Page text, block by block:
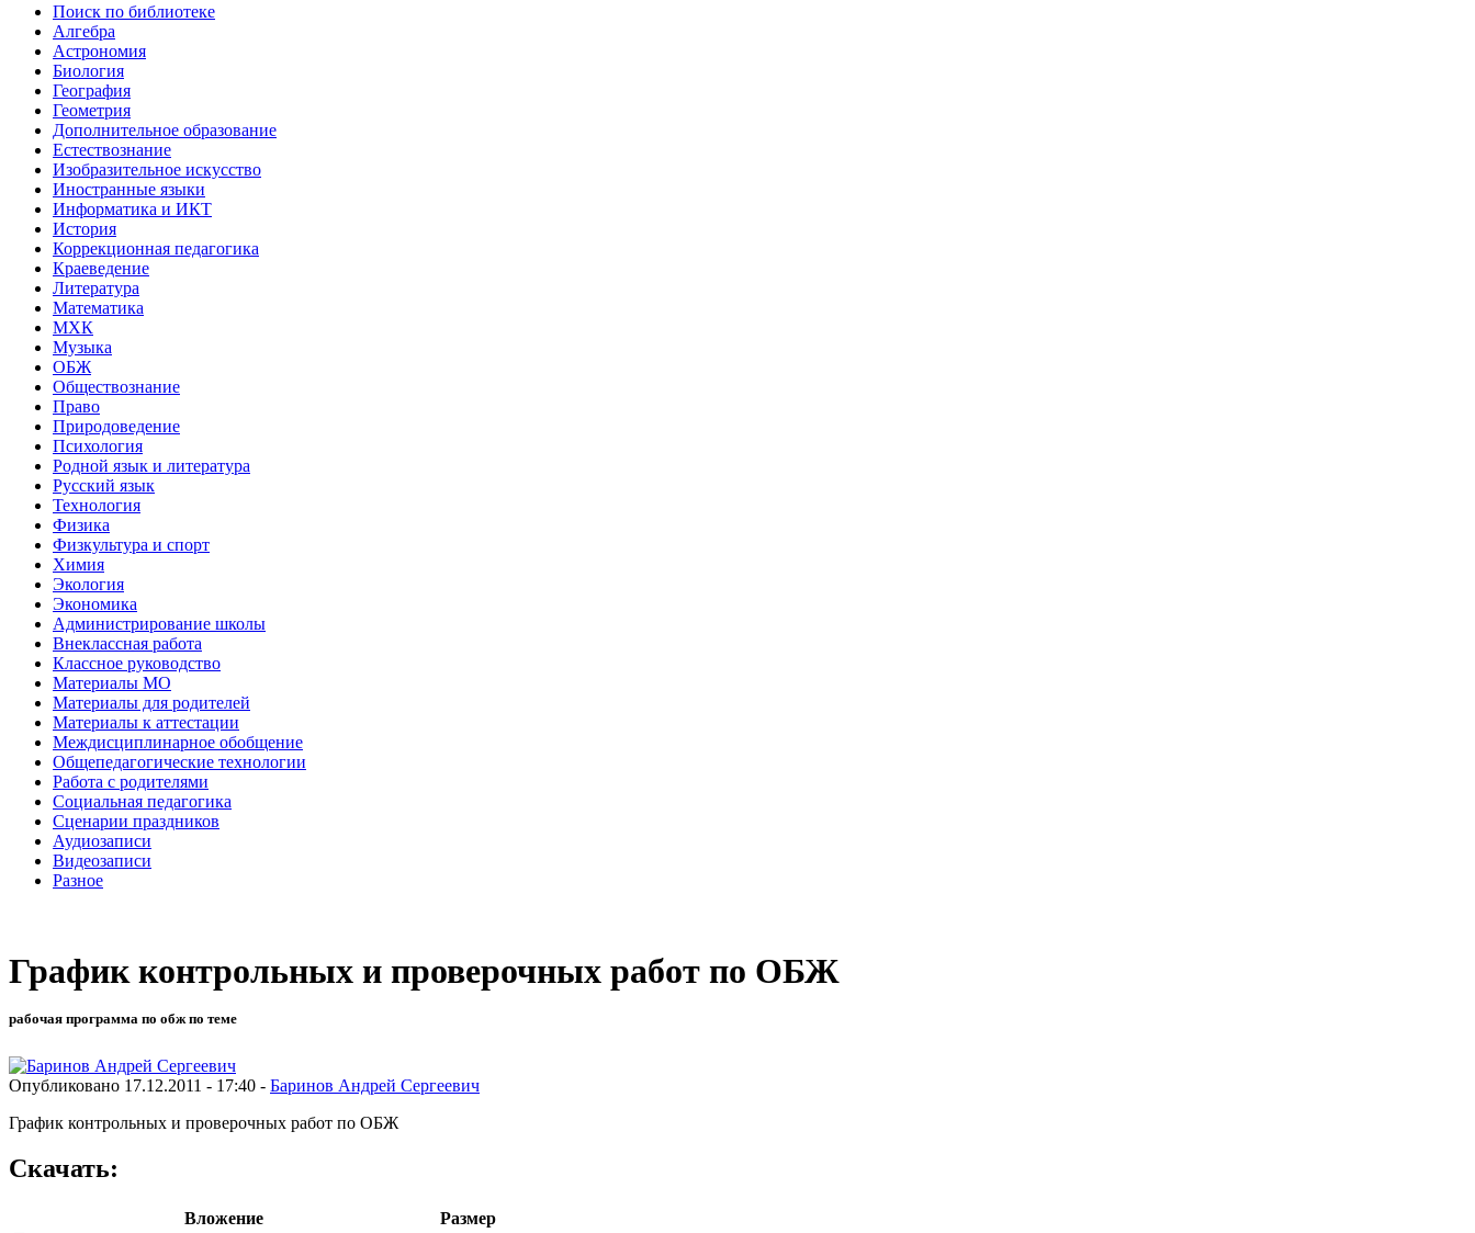
Поиск по библиотеке
Алгебра
Астрономия
Биология
География
Геометрия
Дополнительное образование
Естествознание
Изобразительное искусство
Иностранные языки
Информатика и ИКТ
История
Коррекционная педагогика
Краеведение
Литература
Математика
МХК
Музыка
ОБЖ
Обществознание
Право
Природоведение
Психология
Родной язык и литература
Русский язык
Технология
Физика
Физкультура и спорт
Химия
Экология
Экономика
Администрирование школы
Внеклассная работа
Классное руководство
Материалы МО
Материалы для родителей
Материалы к аттестации
Междисциплинарное обобщение
Общепедагогические технологии
Работа с родителями
Социальная педагогика
Сценарии праздников
Аудиозаписи
Видеозаписи
Разное
График контрольных и проверочных работ по ОБЖ
рабочая программа по обж по теме
Опубликовано 17.12.2011 - 17:40 - Баринов Андрей Сергеевич
График контрольных и проверочных работ по ОБЖ
Скачать:
Вложение
Размер